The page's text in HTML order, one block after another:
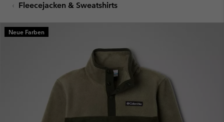
SKIP
MAIN
NAV
Fleecejacken & Sweatshirts
Neue Farben